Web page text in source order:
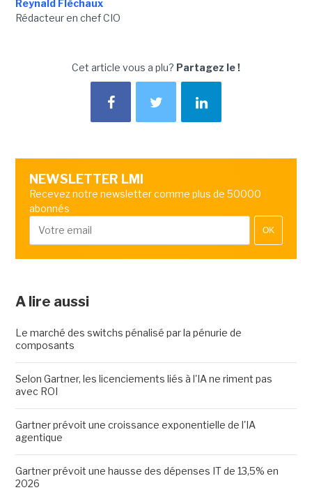
Reynald Fléchaux
Rédacteur en chef CIO
Cet article vous a plu? Partagez le !
NEWSLETTER LMI
Recevez notre newsletter comme plus de 50000
abonnés
OK
A lire aussi
Le marché des switchs pénalisé par la pénurie de
composants
Selon Gartner, les licenciements liés à l'IA ne riment pas
avec ROI
Gartner prévoit une croissance exponentielle de l'IA
agentique
Gartner prévoit une hausse des dépenses IT de 13,5% en
2026